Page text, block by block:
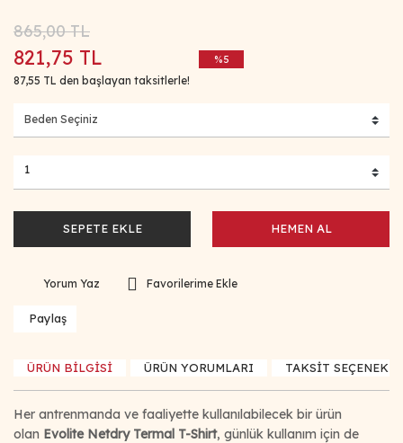
865,00 TL
821,75 TL
87,55 TL den başlayan taksitlerle!
%5
SEPETE EKLE HEMEN AL
Yorum Yaz
Paylaş
ÜRÜN BİLGİSİ ÜRÜN YORUMLARI TAKSİT
Her antrenmanda ve faaliyette kullanılabilecek bir ürün
olan Evolite Netdry Termal T-Shirt, günlük kullanım için de